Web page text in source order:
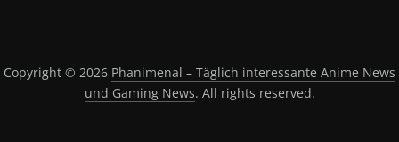
Copyright © 2026 Phanimenal – Täglich interessante Anime News
und Gaming News. All rights reserved.